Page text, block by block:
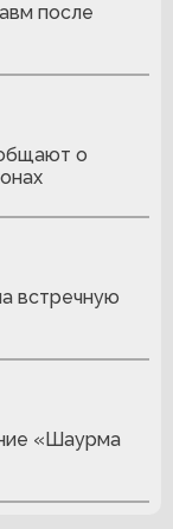
после
о
встречную
«Шаурма